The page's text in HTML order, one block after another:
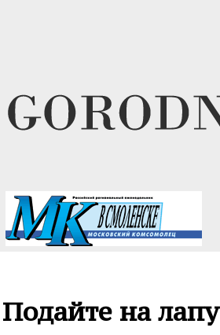
Подайте на лапу